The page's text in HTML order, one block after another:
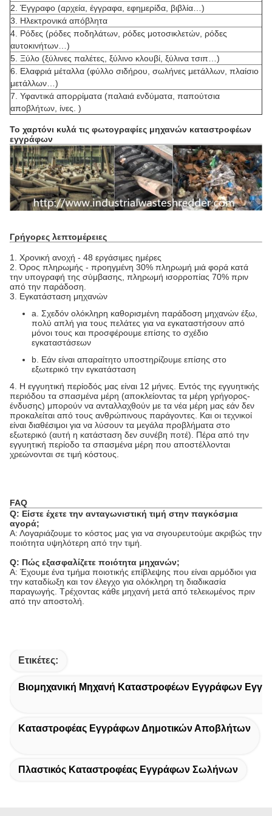
2. Έγγραφο (αρχεία, έγγραφα, εφημερίδα, βιβλία…)
3. Ηλεκτρονικά απόβλητα
4. Ρόδες (ρόδες ποδηλάτων, ρόδες μοτοσικλετών, ρόδες
αυτοκινήτων…)
5. Ξύλο (ξύλινες παλέτες, ξύλινο κλουβί, ξύλινα τσιπ…)
6. Ελαφριά μέταλλα (φύλλο σιδήρου, σωλήνες μετάλλων, πλαίσιο
μετάλλων…)
7. Υφαντικά απορρίματα (παλαιά ενδύματα, παπούτσια
αποβλήτων, ίνες. )
Το χαρτόνι κυλά τις φωτογραφίες μηχανών καταστροφέων
εγγράφων
Γρήγορες λεπτομέρειες
1. Χρονική ανοχή - 48 εργάσιμες ημέρες
2. Όρος πληρωμής - προηγμένη 30% πληρωμή μιά φορά κατά
την υπογραφή της σύμβασης, πληρωμή ισορροπίας 70% πριν
από την παράδοση.
3. Εγκατάσταση μηχανών
a. Σχεδόν ολόκληρη καθορισμένη παράδοση μηχανών έξω,
πολύ απλή για τους πελάτες για να εγκαταστήσουν από
μόνοι τους και προσφέρουμε επίσης το σχέδιο
εγκαταστάσεων
b. Εάν είναι απαραίτητο υποστηρίζουμε επίσης στο
εξωτερικό την εγκατάσταση
4. Η εγγυητική περίοδός μας είναι 12 μήνες. Εντός της εγγυητικής
περιόδου τα σπασμένα μέρη (αποκλείοντας τα μέρη γρήγορος-
ένδυσης) μπορούν να ανταλλαχθούν με τα νέα μέρη μας εάν δεν
προκαλείται από τους ανθρώπινους παράγοντες. Και οι τεχνικοί
είναι διαθέσιμοι για να λύσουν τα μεγάλα προβλήματα στο
εξωτερικό (αυτή η κατάσταση δεν συνέβη ποτέ). Πέρα από την
εγγυητική περίοδο τα σπασμένα μέρη που αποστέλλονται
χρεώνονται σε τιμή κόστους.
FAQ
Q: Είστε έχετε την ανταγωνιστική τιμή στην παγκόσμια
αγορά;
Α: Λογαριάζουμε το κόστος μας για να σιγουρευτούμε ακριβώς την
ποιότητα υψηλότερη από την τιμή.
Q: Πώς εξασφαλίζετε ποιότητα μηχανών;
Α: Έχουμε ένα τμήμα ποιοτικής επίβλεψης που είναι αρμόδιοι για
την καταδίωξη και τον έλεγχο για ολόκληρη τη διαδικασία
παραγωγής. Τρέχοντας κάθε μηχανή μετά από τελειωμένος πριν
από την αποστολή.
Ετικέτες:
Βιομηχανική Μηχανή Καταστροφέων Εγγράφων
Καταστροφέας Εγγράφων Δημοτικών Αποβλήτων
Πλαστικός Καταστροφέας Εγγράφων Σωλήνων